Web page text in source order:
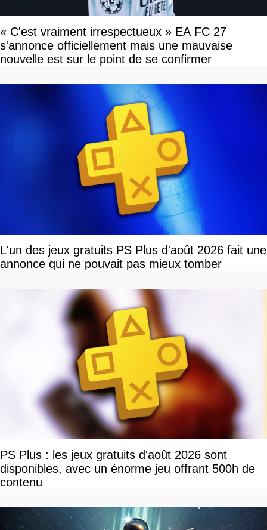
« C'est vraiment irrespectueux » EA FC 27
s'annonce officiellement mais une mauvaise
nouvelle est sur le point de se confirmer
L'un des jeux gratuits PS Plus d'août 2026 fait une
annonce qui ne pouvait pas mieux tomber
PS Plus : les jeux gratuits d'août 2026 sont
disponibles, avec un énorme jeu offrant 500h de
contenu